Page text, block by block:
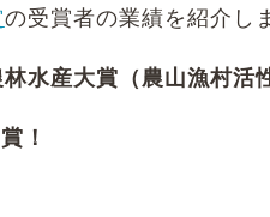
の受賞者の業績を紹介し
水産大賞（農山漁村
！